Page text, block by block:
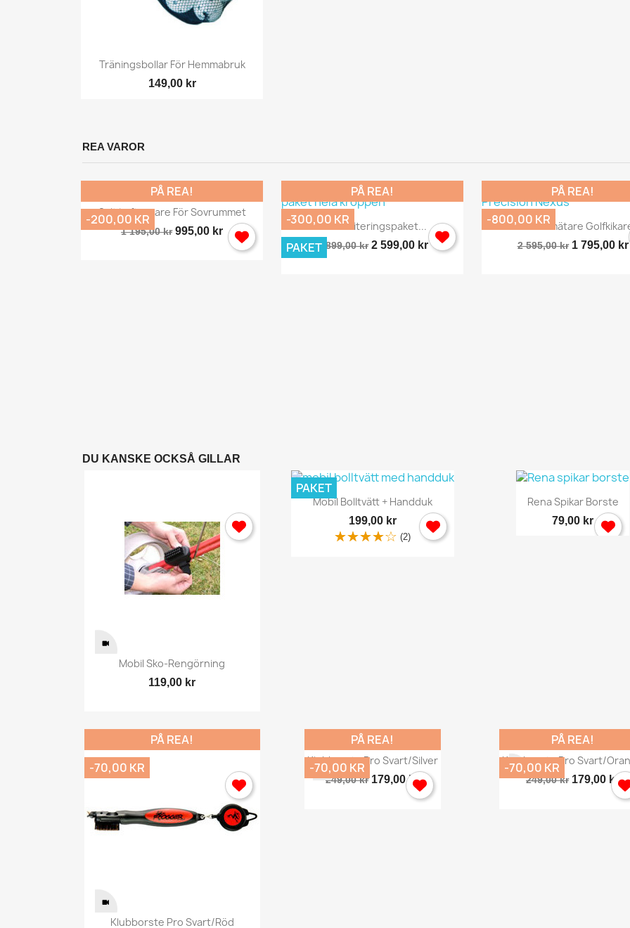
Snabbvy
Träningsbollar För Hemmabruk
149,00 kr
REA VAROR
Snabbvy
Salt Luftrenare För Sovrummet
1 195,00 kr 995,00 kr
PÅ REA!
-200,00 KR
Snabbvy
Rehabiliteringspaket...
2 899,00 kr 2 599,00 kr
PÅ REA!
-300,00 KR
PAKET
Snabbvy
Avståndsmätare
2 595,00 kr 1 795,00 kr
PÅ REA!
-800,00 KR
DU KANSKE OCKSÅ GILLAR
Snabbvy
Mobil Sko-Rengörning
119,00 kr
Snabbvy
Mobil Bolltvätt + Handduk
199,00 kr
(2)
PAKET
Snabbvy
Rena Spikar Borste
79,00 kr
Snabbvy
Klubborste Pro Svart/röd
PÅ REA!
-70,00 KR
Snabbvy
Klubborste Pro Svart/silver
249,00 kr 179,00 kr
PÅ REA!
-70,00 KR
Snabbvy
Klubborste Pro Svart/
249,00 kr 179,00 kr
PÅ REA!
-70,00 KR